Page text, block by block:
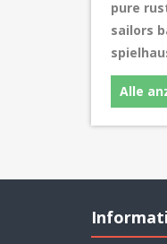
pure
sailors
Alle